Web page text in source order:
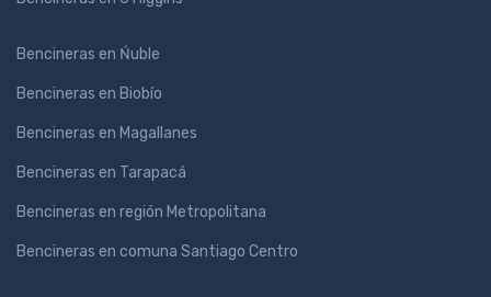
Bencineras en Ńuble
Bencineras en Biobío
Bencineras en Magallanes
Bencineras en Tarapacá
Bencineras en región Metropolitana
Bencineras en comuna Santiago Centro